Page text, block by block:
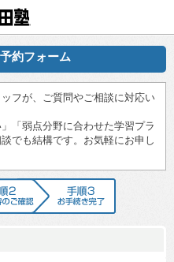
約フォーム
フが、ご質問やご相談に対応い
「弱点分野に合わせた学習プラ
でも結構です。お気軽にお申し
情報のご入力手順2 入力内容のご確認